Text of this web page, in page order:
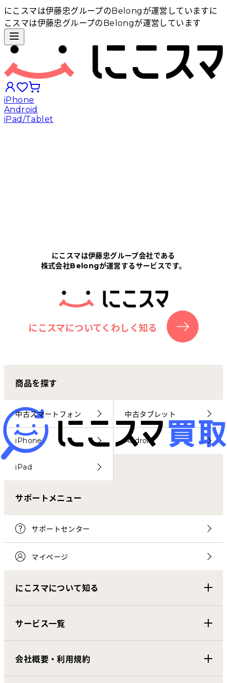
にこスマは伊藤忠グループのBelongが運営しています に
こスマは伊藤忠グループのBelongが運営しています
iPhone
Android
iPad/Tablet
にこスマについて
サポートセンター
お客さまの声
にこスマ通信
マイページ
にこスマは伊藤忠グループ会社である
株式会社Belongが運営するサービスです。
にこスマについてくわしく知る
商品を探す
中古スマートフォン 中古タブレット
iPhone Android
iPad
サポートメニュー
サポートセンター
マイページ
にこスマについて知る
サービス一覧
会社概要・利用規約